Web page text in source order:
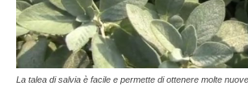
La talea di salvia è facile e permette di ottenere molte